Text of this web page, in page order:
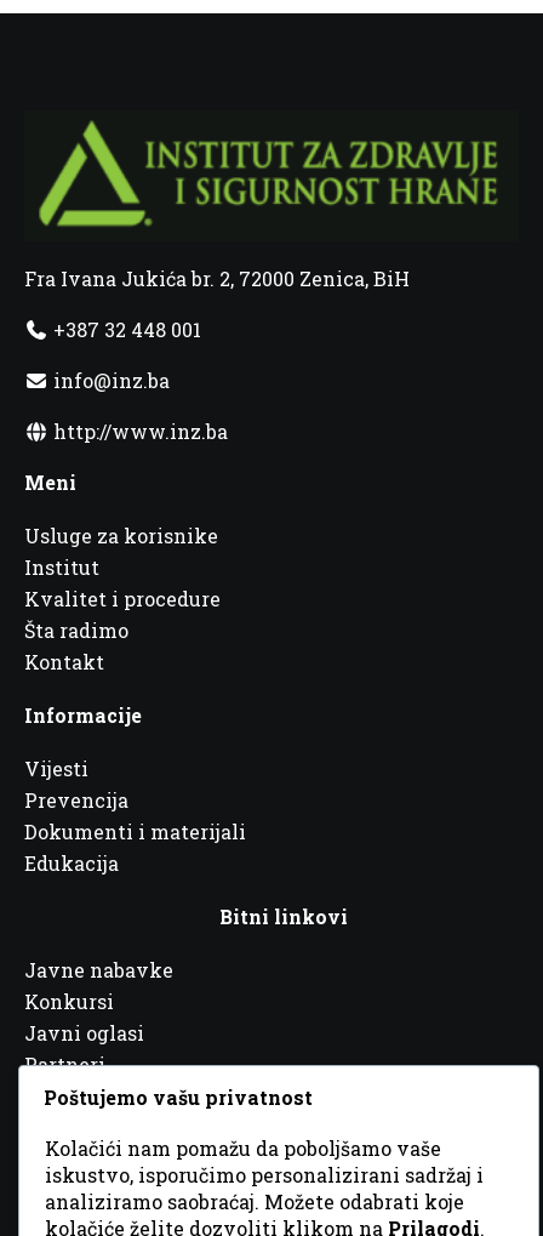
Fra Ivana Jukića br. 2, 72000 Zenica, BiH
+387 32 448 001
info@inz.ba
http://www.inz.ba
Meni
Usluge za korisnike
Institut
Kvalitet i procedure
Šta radimo
Kontakt
Informacije
Vijesti
Prevencija
Dokumenti i materijali
Edukacija
Bitni linkovi
Javne nabavke
Konkursi
Javni oglasi
Partneri
© 2026 Sva prava zadržana. DizajnGordonDM
Poštujemo vašu privatnost
Kolačići nam pomažu da poboljšamo vaše
iskustvo, isporučimo personalizirani sadržaj i
analiziramo saobraćaj. Možete odabrati koje
kolačiće želite dozvoliti klikom na Prilagodi.